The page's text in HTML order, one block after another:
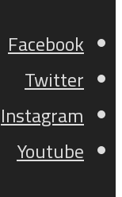
Facebook
Twitter
Instagram
Youtube